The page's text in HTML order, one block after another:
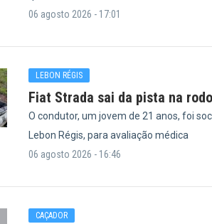
06 agosto 2026 - 17:01
LEBON RÉGIS
Fiat Strada sai da pista na
O condutor, um jovem de 21 anos, foi
Lebon Régis, para avaliação médica
06 agosto 2026 - 16:46
CAÇADOR